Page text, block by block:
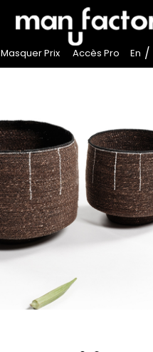
Masquer Prix Accès Pro En /